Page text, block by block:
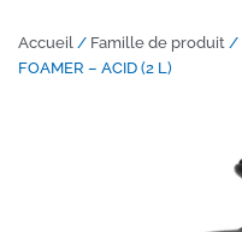
Accueil / Famille de produit /
FOAMER – ACID (2 L)